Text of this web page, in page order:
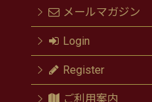
メールマガジン
Login
Register
ご利用案内